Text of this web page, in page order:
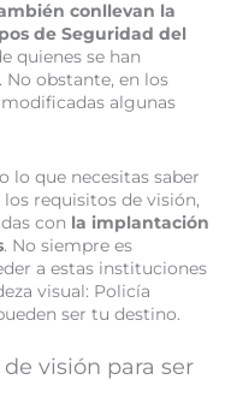
conllevan la
de Seguridad del
quienes se han
. No obstante, en los
algunas
lo que necesitas saber
requisitos de visión,
con la implantación
. No siempre es
a estas instituciones
visual: Policía
ser tu destino.
visión para ser